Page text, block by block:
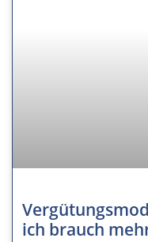
ich brauch